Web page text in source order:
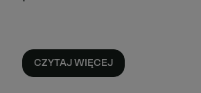
CZYTAJ WIĘCEJ